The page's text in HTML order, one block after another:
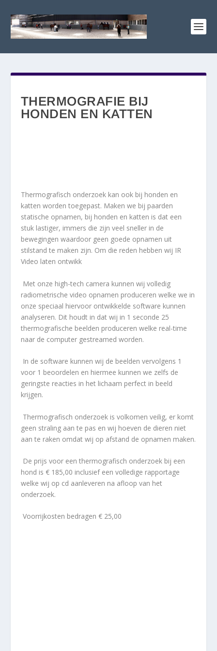
THERMOGRAFIE BIJ
HONDEN EN KATTEN
Thermografisch onderzoek kan ook bij honden en
katten worden toegepast. Maken we bij paarden
statische opnamen, bij honden en katten is dat een
stuk lastiger, immers die zijn veel sneller in de
bewegingen waardoor geen goede opnamen uit
stilstand te maken zijn. Om die reden hebben wij IR
Video laten ontwikk
Met onze high-tech camera kunnen wij volledig
radiometrische video opnamen produceren welke we in
onze speciaal hiervoor ontwikkelde software kunnen
analyseren. Dit houdt in dat wij in 1 seconde 25
thermografische beelden produceren welke real-time
naar de computer gestreamed worden.
In de software kunnen wij de beelden vervolgens 1
voor 1 beoordelen en hiermee kunnen we zelfs de
geringste reacties in het lichaam perfect in beeld
krijgen.
Thermografisch onderzoek is volkomen veilig, er komt
geen straling aan te pas en wij hoeven de dieren niet
aan te raken omdat wij op afstand de opnamen maken.
De prijs voor een thermografisch onderzoek bij een
hond is € 185,00 inclusief een volledige rapportage
welke wij op cd aanleveren na afloop van het
onderzoek.
Voorrijkosten bedragen € 25,00